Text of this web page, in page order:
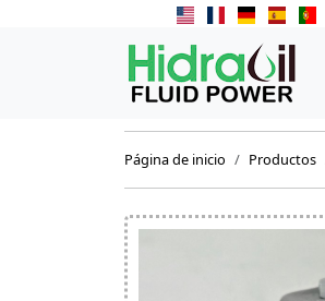
Página de inicio Productos